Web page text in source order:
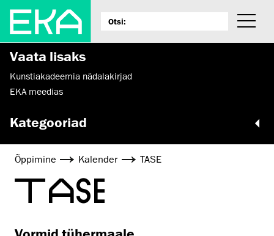
Vaata lisaks
Kunstiakadeemia nädalakirjad
EKA meedias
Kategooriad
Õppimine Kalender TASE
TASE